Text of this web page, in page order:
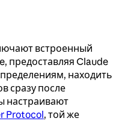
встроенный
предоставляя Claude
находить
сразу после
настраивают
Protocol, той же